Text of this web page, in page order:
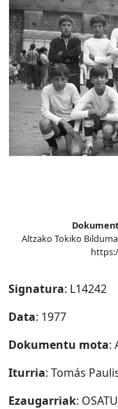
Altzako Tokiko
Signatura: L14242
Data: 1977
Dokumentu mota:
Iturria: Tomás
Ezaugarriak: